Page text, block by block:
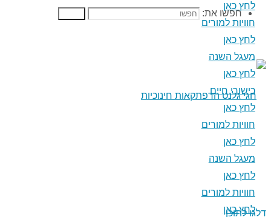
חפשו את:
דלגו לתוכן
לחץ כאן
חוויות למורים
לחץ כאן
מעגל השנה
לחץ כאן
כישורי חיים
לחץ כאן
חוויות למורים
לחץ כאן
מעגל השנה
לחץ כאן
חוויות למורים
לחץ כאן